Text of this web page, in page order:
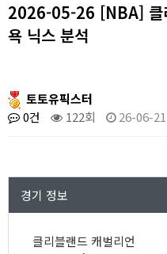
2026-05-26 [NBA] 클
욕 닉스 분석
토토유픽스터
0건
122회 26-06-
경기 정보
클리블랜드 캐벌리언